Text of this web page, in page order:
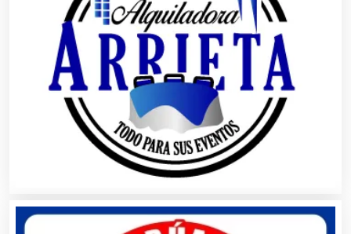
Asesoría Fiscal
Asilos
Asociaciones Civiles